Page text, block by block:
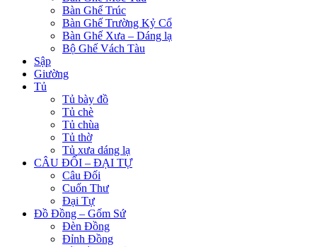
Bàn Ghế Trúc
Bàn Ghế Trường Kỷ Cổ
Bàn Ghế Xưa – Dáng lạ
Bộ Ghế Vách Tàu
Sập
Giường
Tủ
Tủ bày đồ
Tủ chè
Tủ chùa
Tủ thờ
Tủ xưa dáng lạ
CÂU ĐỐI – ĐẠI TỰ
Câu Đối
Cuốn Thư
Đại Tự
Đồ Đồng – Gốm Sứ
Đèn Đồng
Đỉnh Đồng